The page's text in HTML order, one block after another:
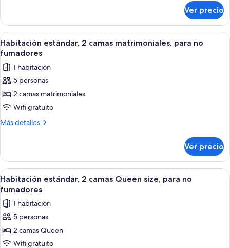
size,
para
no
fumadores
estándar,
cama
Queen
para
no
fumadores
Ver precio
Abrir
todas
las
fotos
de
Habitación
estándar,
2
para
no
fumadores
Habitación de hotel con dos camas,
8
Habitación estándar, 2 camas matrimoniales, para no
fumadores
1 habitación
5 personas
2 camas matrimoniales
Wifi gratuito
Más detalles
Más
estándar,
camas
matrimoniales,
no
fumadores
Ver precio
Abrir
todas
las
fotos
de
Habitación
estándar,
Habitación de hotel con dos camas,
8
Habitación estándar, 2 camas Queen size, para no
fumadores
1 habitación
5 personas
2 camas Queen
Wifi gratuito